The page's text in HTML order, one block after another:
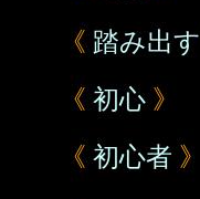
《 踏み出す
《 初心 》
《 初心者 》